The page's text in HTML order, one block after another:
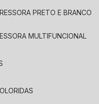
PRETO E BRANCO
MULTIFUNCIONAL